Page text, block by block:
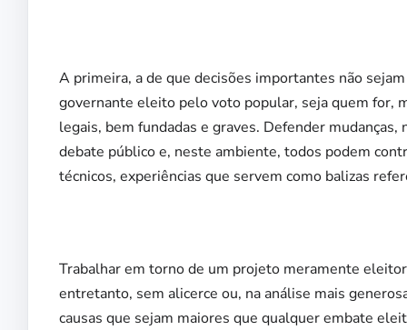
A primeira, a de que decisões importantes não
governante eleito pelo voto popular, seja quem for,
legais, bem fundadas e graves. Defender
debate público e, neste ambiente, todos podem
técnicos, experiências que servem como balizas
Trabalhar em torno de um projeto meramente
entretanto, sem alicerce ou, na análise mais
causas que sejam maiores que qualquer embate